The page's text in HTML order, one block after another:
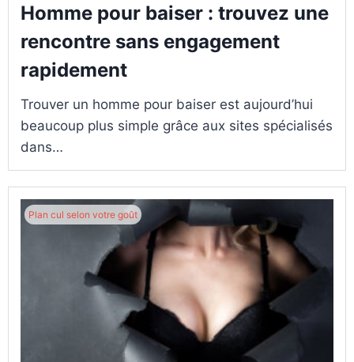
Homme pour baiser : trouvez une
rencontre sans engagement
rapidement
Trouver un homme pour baiser est aujourd’hui
beaucoup plus simple grâce aux sites spécialisés
dans…
Plan cul selon votre goût